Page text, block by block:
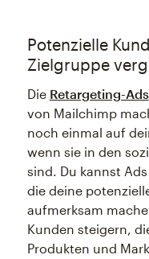
Potenzielle
Zielgruppe
Die Retargeting-Ads
von Mailchimp
noch einmal auf
wenn sie in den
sind. Du kannst
die deine
aufmerksam
Kunden steigern,
Produkten und